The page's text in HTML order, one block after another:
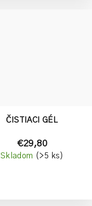
ČISTIACI GÉL
€29,80
Skladom (>5 ks)